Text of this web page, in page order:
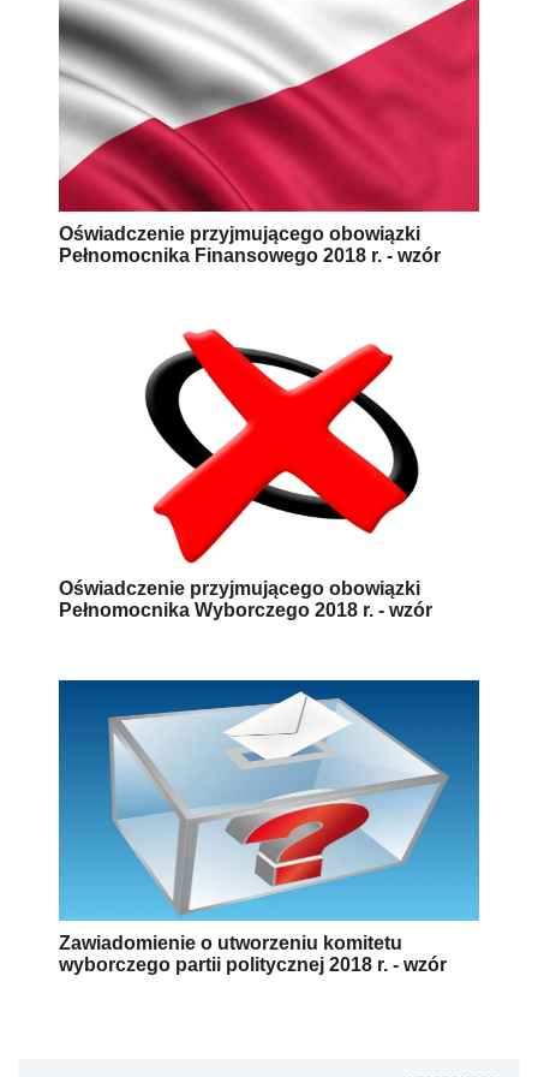
Oświadczenie przyjmującego obowiązki
Pełnomocnika Finansowego 2018 r. - wzór
Oświadczenie przyjmującego obowiązki
Pełnomocnika Wyborczego 2018 r. - wzór
Zawiadomienie o utworzeniu komitetu
wyborczego partii politycznej 2018 r. - wzór